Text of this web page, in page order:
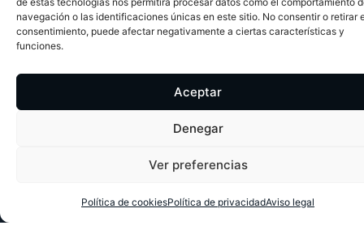
navegación o las identificaciones únicas en este sitio. No consentir o retirar
consentimiento, puede afectar negativamente a ciertas características y
funciones.
Aceptar
Denegar
Ver preferencias
Política de cookiesPolítica de privacidadAviso legal
¡UNA LLAMADA Y LISTO!